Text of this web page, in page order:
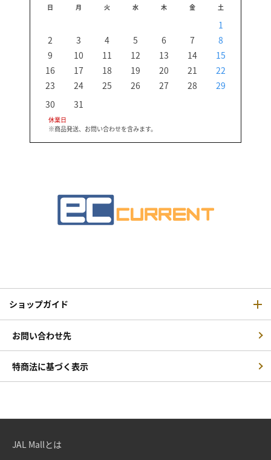
日 月 火 水 木 金 土
1
2
3 4 5 6 7
8
9
10 11 12 13 14
15
16
17 18 19 20 21
22
23
24 25 26 27 28
29
30
31
休業日
※商品発送、お問い合わせを含みます。
ショップガイド
お問い合わせ先
特商法に基づく表示
JAL Mallとは